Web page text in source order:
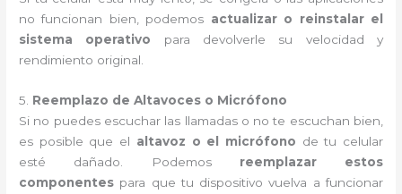
no funcionan bien, podemos actualizar o reinstalar el
sistema operativo para devolverle su velocidad y
rendimiento original.
5. Reemplazo de Altavoces o Micrófono
Si no puedes escuchar las llamadas o no te escuchan bien,
es posible que el altavoz o el micrófono de tu celular
esté dañado. Podemos reemplazar estos
componentes para que tu dispositivo vuelva a funcionar